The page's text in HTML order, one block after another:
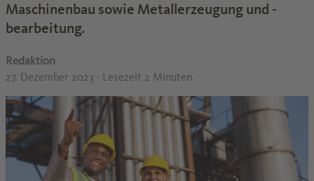
Maschinenbau sowie Metallerzeugung und -
bearbeitung.
Redaktion
27. Dezember 2023 · Lesezeit 2 Minuten.